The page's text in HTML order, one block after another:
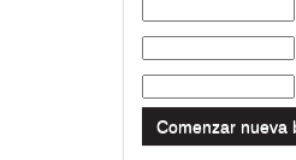
Comenzar nueva